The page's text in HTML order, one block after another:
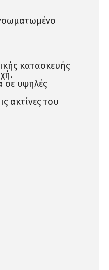
κατασκευής
σε υψηλές
ακτίνες του